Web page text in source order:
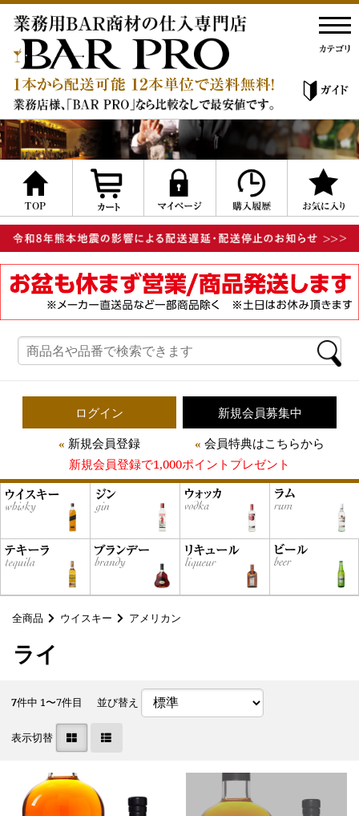
ログイン
新規会員登録
新規会員募集中
会員特典はこちらから
新規会員登録で1,000ポイントプレゼント
全商品 ウイスキー アメリカン
ライ
7件中 1〜7件目 並び替え
表示切替